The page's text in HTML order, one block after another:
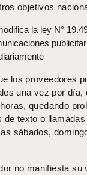
objetivos
la ley N°
los proveedores
una vez por día,
quedando
de texto o llamadas
sábados,
no manifiesta su